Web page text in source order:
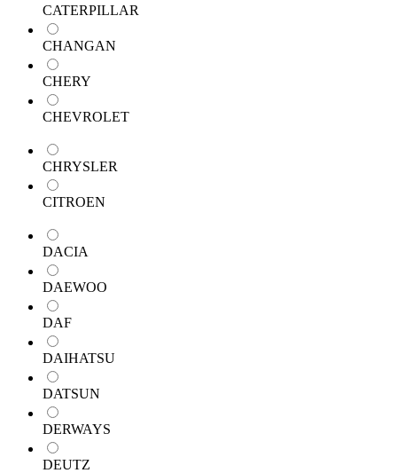
CATERPILLAR
CHANGAN
CHERY
CHEVROLET
CHRYSLER
CITROEN
DACIA
DAEWOO
DAF
DAIHATSU
DATSUN
DERWAYS
DEUTZ